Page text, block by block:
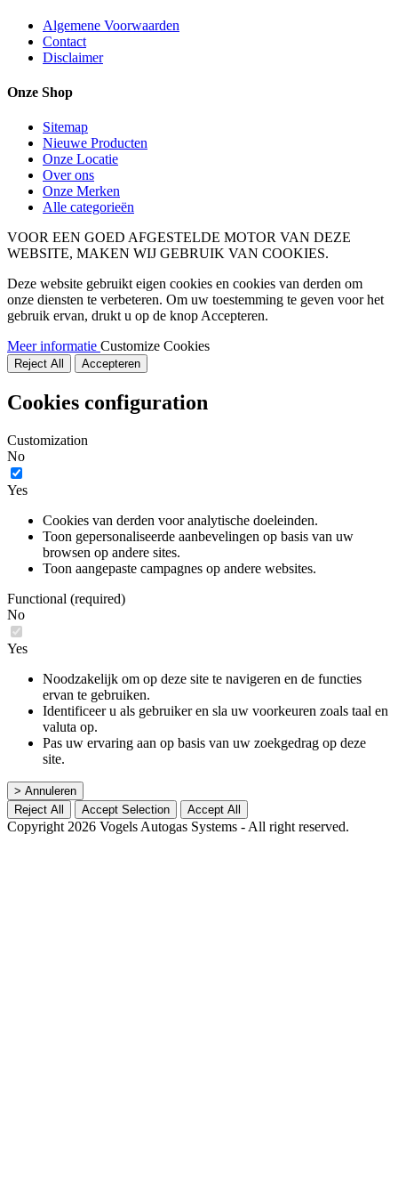
Algemene Voorwaarden
Contact
Disclaimer
Onze Shop
Sitemap
Nieuwe Producten
Onze Locatie
Over ons
Onze Merken
Alle categorieën
VOOR EEN GOED AFGESTELDE MOTOR VAN DEZE
WEBSITE, MAKEN WIJ GEBRUIK VAN COOKIES.
Deze website gebruikt eigen cookies en cookies van derden om
onze diensten te verbeteren. Om uw toestemming te geven voor het
gebruik ervan, drukt u op de knop Accepteren.
Meer informatie Customize Cookies
Reject All Accepteren
Cookies configuration
Customization
No
Yes
Cookies van derden voor analytische doeleinden.
Toon gepersonaliseerde aanbevelingen op basis van uw
browsen op andere sites.
Toon aangepaste campagnes op andere websites.
Functional (required)
No
Yes
Noodzakelijk om op deze site te navigeren en de functies
ervan te gebruiken.
Identificeer u als gebruiker en sla uw voorkeuren zoals taal en
valuta op.
Pas uw ervaring aan op basis van uw zoekgedrag op deze
site.
> Annuleren
Reject All
Accept Selection Accept All
Copyright 2026 Vogels Autogas Systems - All right reserved.